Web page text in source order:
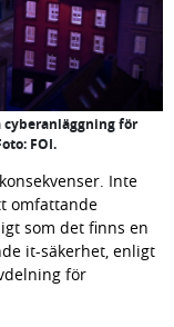
cyberanläggning för
FOI.
Inte
omfattande
som det finns en
it-säkerhet, enligt
för